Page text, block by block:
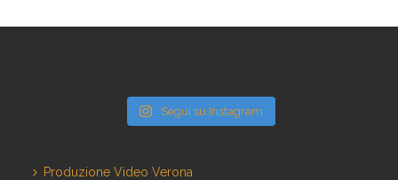
Segui su Instagram
Produzione Video Verona